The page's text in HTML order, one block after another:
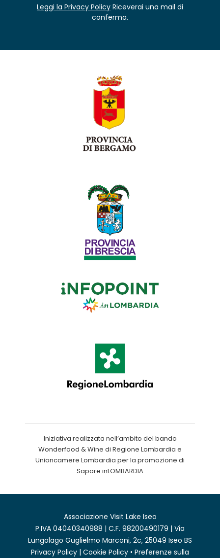
Leggi la Privacy Policy Riceverai una mail di
conferma.
Iniziativa realizzata nell’ambito del bando
Wonderfood & Wine di Regione Lombardia e
Unioncamere Lombardia per la promozione di
Sapore inLOMBARDIA
Associazione Visit Lake Iseo
P.IVA 04040340988 | C.F. 98200490179 | Via
Lungolago Guglielmo Marconi, 2c, 25049 Iseo BS
Privacy Policy | Cookie Policy • Preferenze sulla